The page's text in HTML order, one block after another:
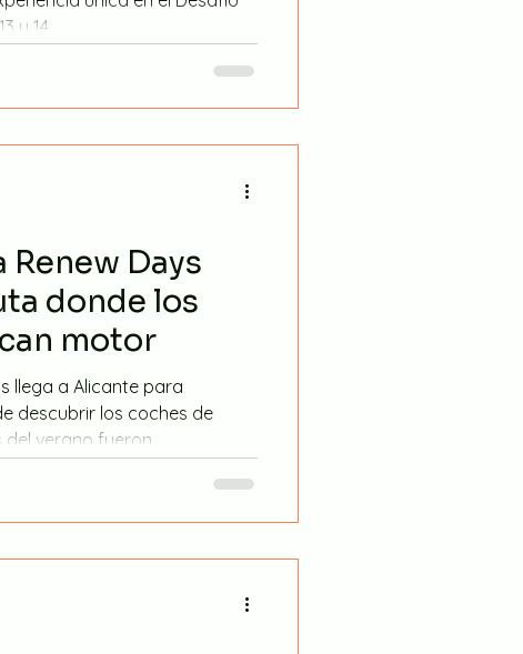
14...
Renew Days
donde los
motor
llega a Alicante para
descubrir los coches de
verano fueron...